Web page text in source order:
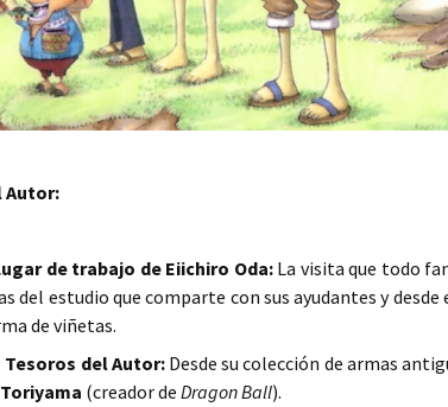
Autor:
de trabajo de Eiichiro Oda:La visita que todo
del estudio que comparte con sus ayudantes y
de viñetas.
Tesoros del Autor:Desde su colección de armas
(creador de Dragon Ball).